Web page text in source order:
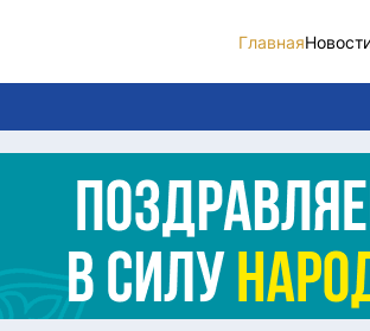
Главная